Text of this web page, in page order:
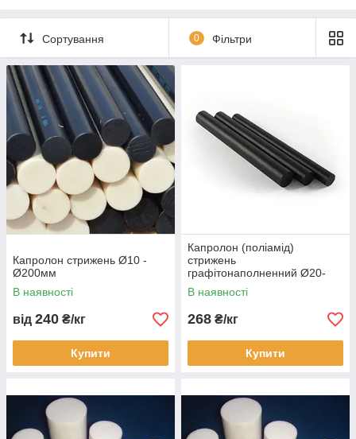
багато іншого. Пропонуємо капролон стрижневий і листової
від ТОВ "Прима-5" з доставкою по всій Україні.
Сортування 0 Фільтри
Капролон стрижень Ø10 -
Ø200мм
В наявності
від 240 ₴/кг
Купити
Капролон (поліамід)
стрижень
графітонаполненний Ø20-
Ø200мм
В наявності
268 ₴/кг
Купити